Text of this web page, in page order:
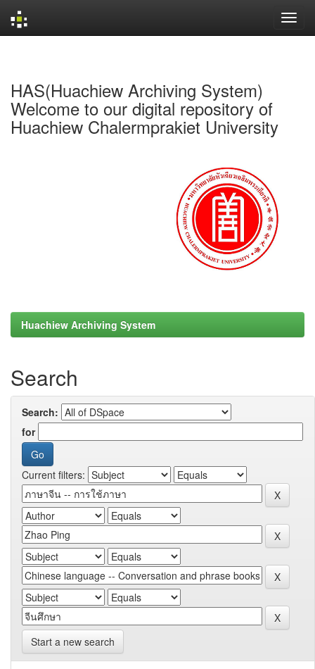
HAS(Huachiew Archiving System)
Welcome to our digital repository of
Huachiew Chalermprakiet University
Huachiew Archiving System
Search
Search:
for
Current filters:
Start a new search